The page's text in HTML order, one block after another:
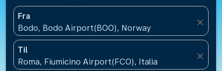
Fra
Bodo, Bodo Airport(BOO), Norway
close
Til
Roma, Fiumicino Airport(FCO), Italia
close